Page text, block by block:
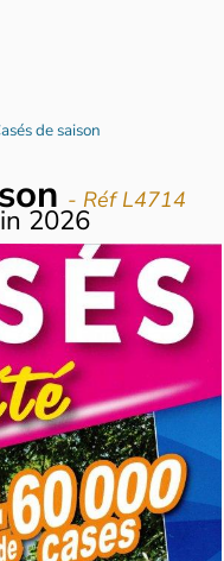
de saison
- Réf L4714
2026